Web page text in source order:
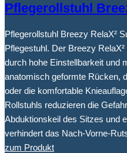
Pflegerollstuhl
Pflegerollstuhl Breezy RelaX²
Pflegestuhl. Der Breezy
durch hohe Einstellbarkeit und
anatomisch geformte Rücken,
oder die komfortable
Rollstuhls reduzieren die
Abduktionskeil des Sitzes und
verhindert das Nach-Vorne-
zum Produkt